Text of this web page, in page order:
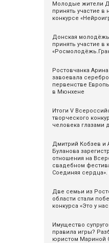
Молодые жители
принять участие в
конкурсе
Донская
принять участие в
Ростовчанка
завоевала
первенстве
в Мюнхене
Итоги V
творческого
человека глазами
Дмитрий Кобзев и
Буланова
отношения на
свадебном
Соединяя сердца».
Две семьи из
области стали
конкурса «Это у
Имущество
правила игры?
юристом Мариной